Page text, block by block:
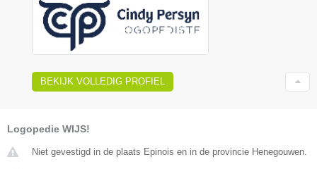
BEKIJK VOLLEDIG PROFIEL
Logopedie WIJS!
Niet gevestigd in de plaats Epinois en in de provincie Henegouwen.